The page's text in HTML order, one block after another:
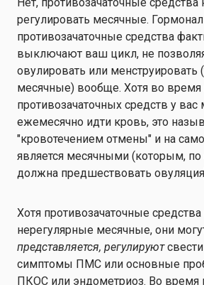
регулировать месячные.
противозачаточные средства
выключают ваш цикл, не
овулировать или менструировать
месячные) вообще. Хотя во
противозачаточных средств у
ежемесячно идти кровь, это
"кровотечением отмены" и на
является месячными (которым,
должна предшествовать
Хотя противозачаточные
нерегулярные месячные, они
представляется, регулируют
симптомы ПМС или основные
ПКОС или эндометриоз. Во время